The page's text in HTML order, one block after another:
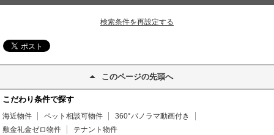
検索条件を再設定する
このページの先頭へ
こだわり条件で探す
海近物件 ペット相談可物件
360°パノラマ動画付き
敷金礼金ゼロ物件
テナント物件